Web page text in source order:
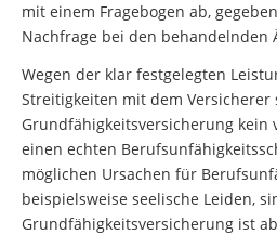
mit einem Fragebogen ab,
Nachfrage bei den behandelnden
Wegen der klar festgelegten
Streitigkeiten mit dem Versicherer
Grundfähigkeitsversicherung kein
einen echten
möglichen Ursachen für
beispielsweise seelische Leiden,
Grundfähigkeitsversicherung ist